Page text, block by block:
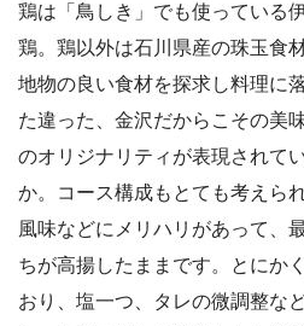
鶏は「鳥しき」でも使っている
鶏。鶏以外は石川県産の珠玉食
地物の良い食材を探求し料理に
た違った、金沢だからこその美
のオリジナリティが表現されて
か。コース構成もとても考えら
風味などにメリハリがあって、
ちが高揚したままです。とにか
おり、塩一つ、タレの微調整な